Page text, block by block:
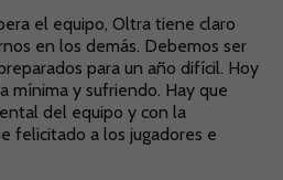
el equipo, Oltra tiene claro
en los demás. Debemos ser
para un año difícil. Hoy
mínima y sufriendo. Hay que
del equipo y con la
felicitado a los jugadores e